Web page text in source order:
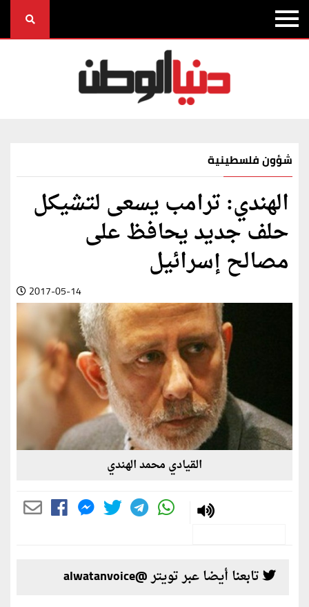
شؤون فلسطينية
الهندي: ترامب يسعى لتشيكل
حلف جديد يحافظ على
مصالح إسرائيل
2017-05-14
القيادي محمد الهندي
تابعنا أيضا عبر تويتر @alwatanvoice